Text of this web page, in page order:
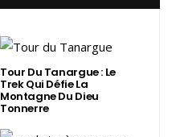
Tour Du Tanargue : Le
Trek Qui Défie La
Montagne Du Dieu
Tonnerre